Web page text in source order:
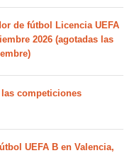
de fútbol Licencia UEFA
2026 (agotadas las
competiciones
UEFA B en Valencia,